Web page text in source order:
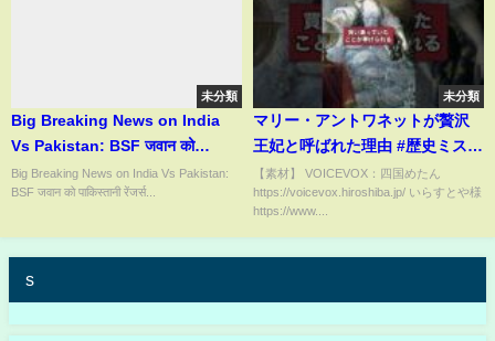
未分類
Big Breaking News on India
Vs Pakistan: BSF जवान को
पाकिस्तानी रेंजर्स ने पकड़ा
Big Breaking News on India Vs Pakistan:
BSF जवान को पाकिस्तानी रेंजर्स...
未分類
マリー・アントワネットが贅沢
王妃と呼ばれた理由 #歴史ミステ
リー #shorts
【素材】 VOICEVOX：四国めたん
https://voicevox.hiroshiba.jp/ いらすとや様
https://www....
s